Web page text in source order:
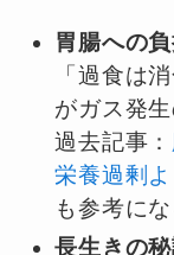
胃腸への
「過食は
がガス発生
過去記事：
栄養過剰
も参考に
長生きの